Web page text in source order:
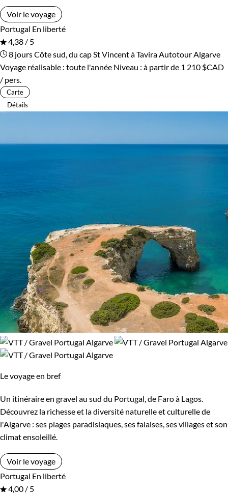
Voir le voyage
Portugal En liberté
4,38 / 5
8 joursCôte sud, du cap St Vincent à Tavira Autotour Algarve
Voyage réalisable : toute l'année Niveau : à partir de 1 210 $CAD
/ pers.
Carte
Détails
Le voyage en bref
Un itinéraire en gravel au sud du Portugal, de Faro à Lagos.
Découvrez la richesse et la diversité naturelle et culturelle de
l'Algarve : ses plages paradisiaques, ses falaises, ses villages et son
climat ensoleillé.
Voir le voyage
Portugal En liberté
4,00 / 5